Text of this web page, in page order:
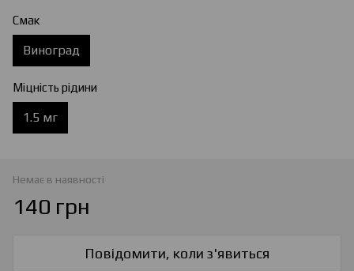
Смак
Виноград
Міцність рідини
1.5 мг
Немає в наявності
140 грн
Повідомити, коли з'явиться